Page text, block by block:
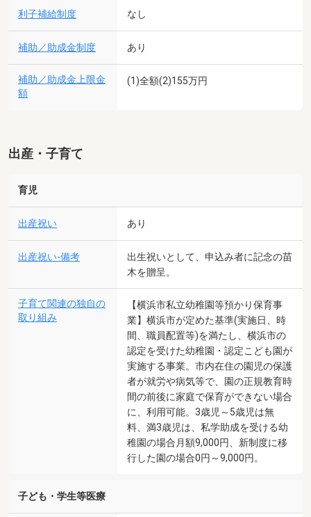
利子補給制度 なし
補助／助成金制度 あり
補助／助成金上限金
額
(1)全額(2)155万円
出産・子育て
育児
出産祝い あり
出産祝い-備考
出生祝いとして、申込み者に記念の苗
木を贈呈。
子育て関連の独自の
取り組み
【横浜市私立幼稚園等預かり保育事
業】横浜市が定めた基準(実施日、時
間、職員配置等)を満たし、横浜市の
認定を受けた幼稚園・認定こども園が
実施する事業。市内在住の園児の保護
者が就労や病気等で、園の正規教育時
間の前後に家庭で保育ができない場合
に、利用可能。3歳児～5歳児は無
料、満3歳児は、私学助成を受ける幼
稚園の場合月額9,000円、新制度に移
行した園の場合0円～9,000円。
子ども・学生等医療